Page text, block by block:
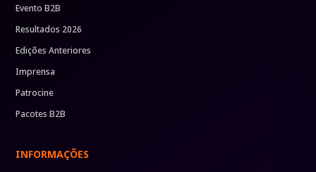
Evento B2B
Resultados 2026
Edições Anteriores
Imprensa
Patrocine
Pacotes B2B
INFORMAÇÕES